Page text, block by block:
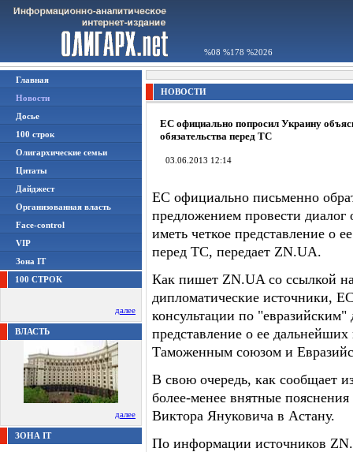
%08 %178 %2026
Главная
Новости
Досье
100 строк
Олигархические семьи
Цитаты
Дайджест
Организованная власть
Face-control
VIP
Зона IT
100 СТРОК
далее
ВЛАСТЬ
далее
ЗОНА IT
НОВОСТИ
ЕС официально попросил Украину
обязательства перед ТС
03.06.2013 12:14
ЕС официально письменно
предложением провести
иметь четкое представление о
перед ТС, передает ZN.UA.
Как пишет ZN.UA со ссылкой
дипломатические источники,
консультации по
представление о ее дальнейших
Таможенным союзом и
В свою очередь, как сообщает
более-менее внятные
Виктора Януковича в Астану.
По информации источников